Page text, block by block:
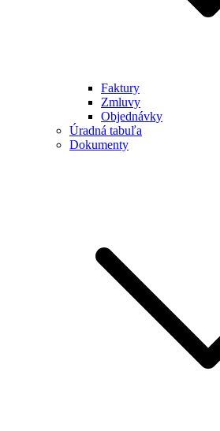
Faktury
Zmluvy
Objednávky
Úradná tabuľa
Dokumenty